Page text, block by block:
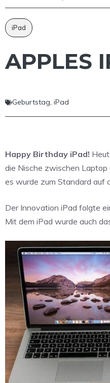
iPad
APPLES
Geburtstag, iPad
Happy Birthday iPad!
die Nische zwischen
es wurde zum Standard auf
Der Innovation iPad folgte
Mit dem iPad wurde auch